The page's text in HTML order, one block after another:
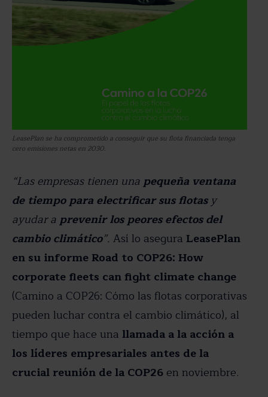
LeasePlan se ha comprometido a conseguir que su flota financiada tenga
cero emisiones netas en 2030.
“Las empresas tienen una pequeña ventana
de tiempo para electrificar sus flotasy
ayudar a prevenir los peores efectos del
cambio climático”. Así lo asegura LeasePlan
en su informe Road to COP26: How
corporate fleets can fight climate change
(Camino a COP26: Cómo las flotas corporativas
pueden luchar contra el cambio climático), al
tiempo que hace una llamada a la acción a
los líderes empresariales antes de la
crucial reunión de la COP26 en noviembre.